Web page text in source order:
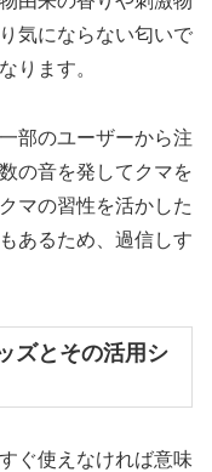
気にならない匂いで
ります。
部のユーザーから注
の音を発してクマを
マの習性を活かした
あるため、過信しす
ズとその活用シ
ぐ使えなければ意味